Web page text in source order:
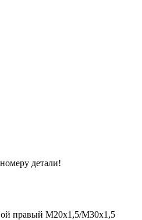
детали!
правый М20х1,5/М30х1,5